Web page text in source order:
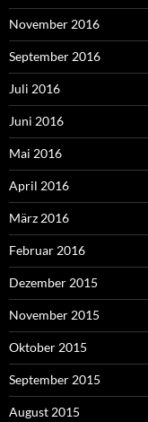
November 2016
September 2016
Juli 2016
Juni 2016
Mai 2016
April 2016
März 2016
Februar 2016
Dezember 2015
November 2015
Oktober 2015
September 2015
August 2015